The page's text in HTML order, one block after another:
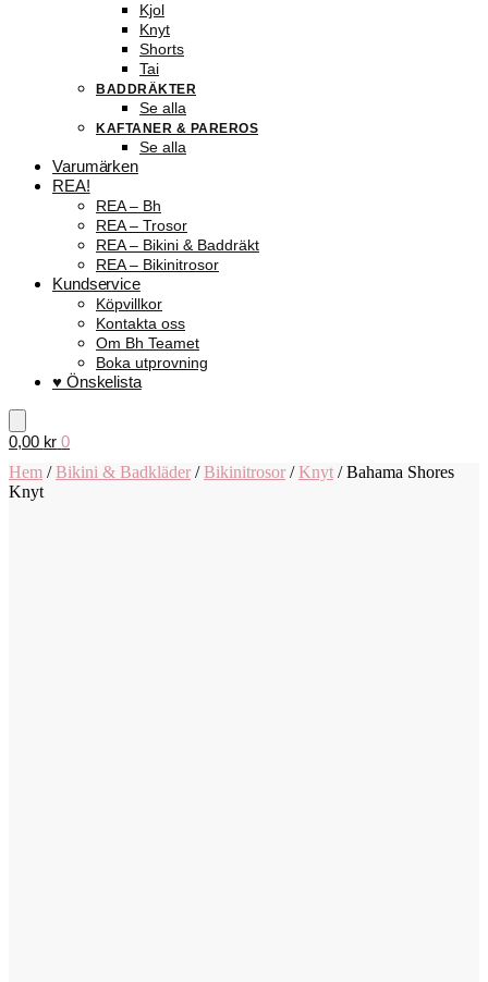
Kjol
Knyt
Shorts
Tai
BADDRÄKTER
Se alla
KAFTANER & PAREROS
Se alla
Varumärken
REA!
REA – Bh
REA – Trosor
REA – Bikini & Baddräkt
REA – Bikinitrosor
Kundservice
Köpvillkor
Kontakta oss
Om Bh Teamet
Boka utprovning
♥ Önskelista
0,00 kr 0
Hem /Bikini & Badkläder /Bikinitrosor /Knyt /Bahama Shores
Knyt